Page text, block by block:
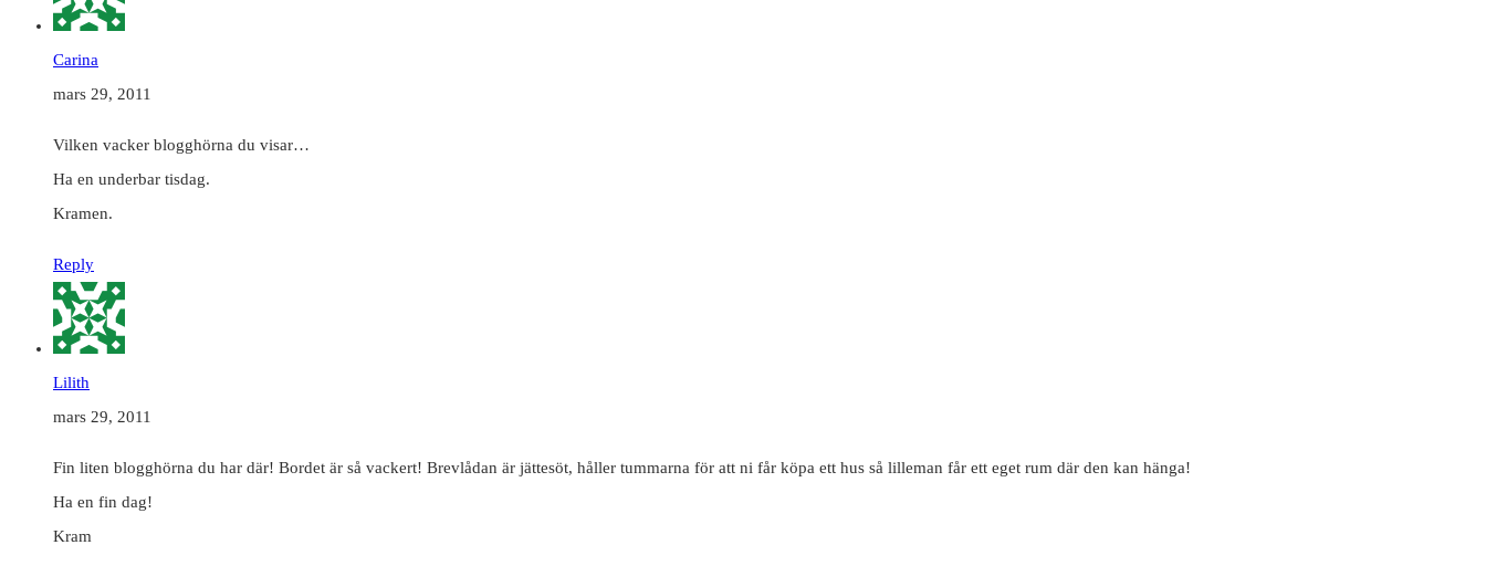
Carina
mars 29, 2011
Vilken vacker blogghörna du visar…
Ha en underbar tisdag.
Kramen.
Reply
Lilith
mars 29, 2011
Fin liten blogghörna du har där! Bordet är så vackert! Brevlådan är jättesöt, håller tummarna för att ni får köpa ett hus så lilleman får ett eget rum där den kan hänga!
Ha en fin dag!
Kram